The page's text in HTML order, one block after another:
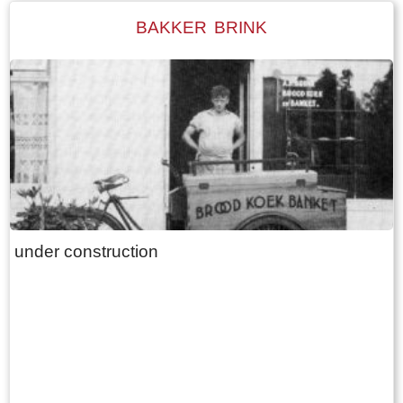
BAKKER BRINK
under construction